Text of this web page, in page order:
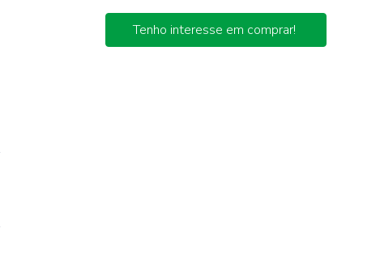
Tenho interesse em comprar!